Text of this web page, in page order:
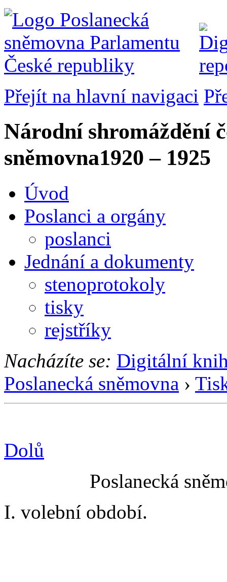
Přejít na hlavní navigaci
Národní shromáždění
sněmovna1920 – 1925
Úvod
Poslanci a orgány
poslanci
Jednání a dokumenty
stenoprotokoly
tisky
rejstříky
Nacházíte se: Digitální
Poslanecká sněmovna ›
Dolů
Poslanecká
I. volební období.